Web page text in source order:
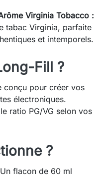
Virginia Tobacco :
tabac Virginia, parfaite
et intemporels.
Fill ?
conçu pour créer vos
électroniques.
ratio PG/VG selon vos
?
Un flacon de 60 ml